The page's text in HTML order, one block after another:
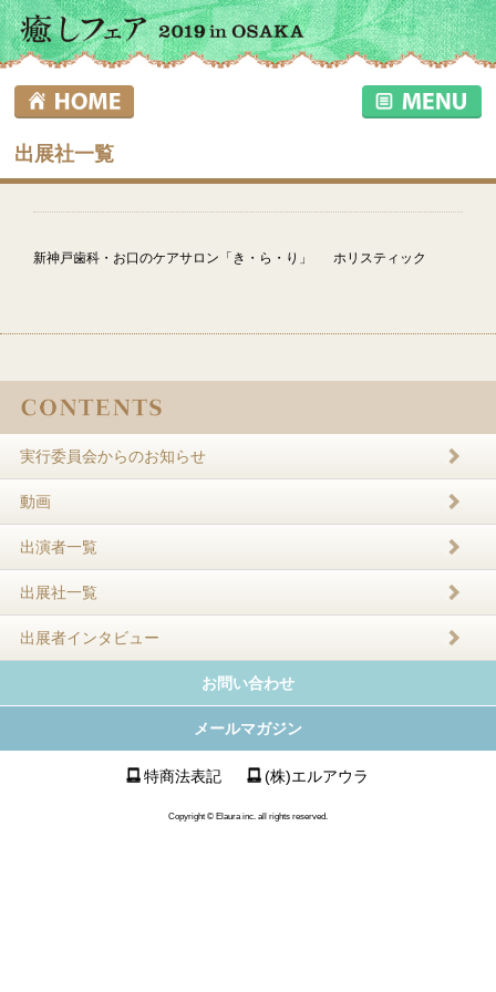
出展社一覧
新神戸歯科・お口のケアサロン「き・ら・り」 ホリスティック
実行委員会からのお知らせ
動画
出演者一覧
出展社一覧
出展者インタビュー
お問い合わせ
メールマガジン
特商法表記 (株)エルアウラ
Copyright © Elaura inc. all rights reserved.